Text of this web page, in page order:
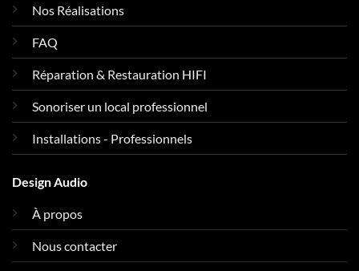
Nos Réalisations
FAQ
Réparation & Restauration HIFI
Sonoriser un local professionnel
Installations - Professionnels
Design Audio
À propos
Nous contacter